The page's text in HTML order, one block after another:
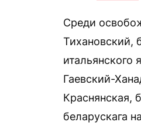
Среди
Тихановский,
итальянского
Гаевский-
Краснянская,
беларускага